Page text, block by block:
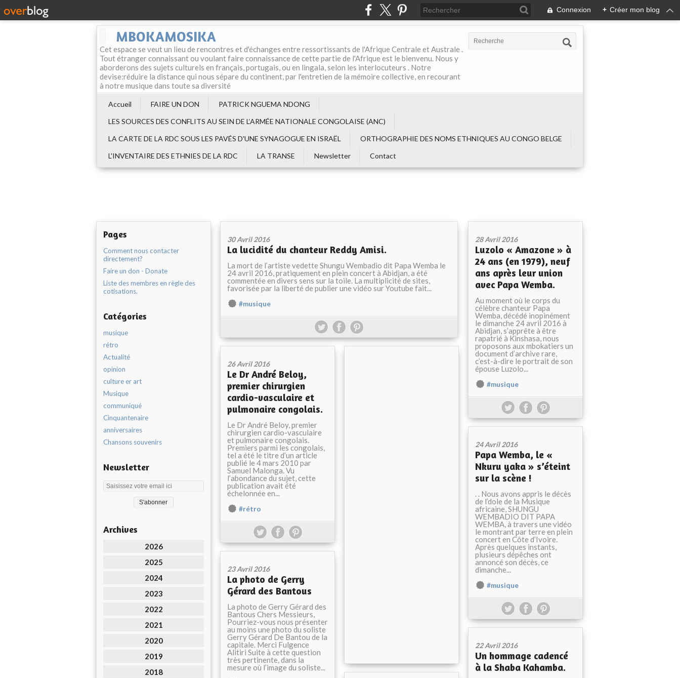
Connexion + Créer mon blog
MBOKAMOSIKA
Cet espace se veut un lieu de rencontres et d'échanges entre ressortissants de l'Afrique Centrale et Australe .
Tout étranger connaissant ou voulant faire connaissance de cette partie de l'Afrique est le bienvenu. Nous y
aborderons des sujets culturels en français, portugais, ou en lingala, selon les interlocuteurs . Notre
devise:réduire la distance qui nous sépare du continent, par l'entretien de la mémoire collective, en recourant
à notre musique dans toute sa diversité
Accueil FAIRE UN DON
PATRICK NGUEMA NDONG
LES SOURCES DES CONFLITS AU SEIN DE L‘ARMÉE NATIONALE CONGOLAISE (ANC)
LA CARTE DE LA RDC SOUS LES PAVÉS D'UNE SYNAGOGUE EN ISRAËL
ORTHOGRAPHIE DES NOMS ETHNIQUES AU CONGO BELGE
L'INVENTAIRE DES ETHNIES DE LA RDC
LA TRANSE Newsletter Contact
Pages
Comment nous contacter
directement?
Faire un don - Donate
Liste des membres en règle des
cotisations.
Catégories
musique
rétro
Actualité
opinion
culture er art
Musique
communiqué
Cinquantenaire
anniversaires
Chansons souvenirs
Newsletter
Archives
2026
2025
2024
2023
2022
2021
2020
2019
2018
30 Avril 2016
La lucidité du chanteur Reddy Amisi.
La mort de l’artiste vedette Shungu Wembadio dit Papa Wemba le
24 avril 2016, pratiquement en plein concert à Abidjan, a été
commentée en divers sens sur la toile. La multiplicité de sites,
favorisée par la liberté de publier une vidéo sur Youtube fait...
#musique
28 Avril 2016
Luzolo « Amazone » à
24 ans (en 1979), neuf
ans après leur union
avec Papa Wemba.
Au moment où le corps du
célèbre chanteur Papa
Wemba, décédé inopinément
le dimanche 24 avril 2016 à
Abidjan, s’apprête à être
rapatrié à Kinshasa, nous
proposons aux mbokatiers un
document d’archive rare,
c’est-à-dire le portrait de son
épouse Luzolo...
#musique
26 Avril 2016
Le Dr André Beloy,
premier chirurgien
cardio-vasculaire et
pulmonaire congolais.
Le Dr André Beloy, premier
chirurgien cardio-vasculaire
et pulmonaire congolais.
Premiers parmi les congolais,
tel a été le titre d’un article
publié le 4 mars 2010 par
Samuel Malonga. Vu
l’abondance du sujet, cette
publication avait été
échelonnée en...
#rétro
24 Avril 2016
Papa Wemba, le «
Nkuru yaka » s’éteint
sur la scène !
. . Nous avons appris le décès
de l’dole de la Musique
africaine, SHUNGU
WEMBADIO DIT PAPA
WEMBA, à travers une vidéo
le montrant par terre en plein
concert en Côte d’Ivoire.
Après quelques instants,
plusieurs dépêches ont
annoncé son décès, ce
dimanche...
#musique
23 Avril 2016
La photo de Gerry
Gérard des Bantous
La photo de Gerry Gérard des
Bantous Chers Messieurs,
Pourriez-vous nous présenter
au moins une photo du soliste
Gerry Gérard De Bantou de la
capitale. Merci Fulgence
Alitiri Suite à cette question
très pertinente, dans la
mesure où l’image du soliste...
22 Avril 2016
Un hommage cadencé
à la Shaba Kahamba.